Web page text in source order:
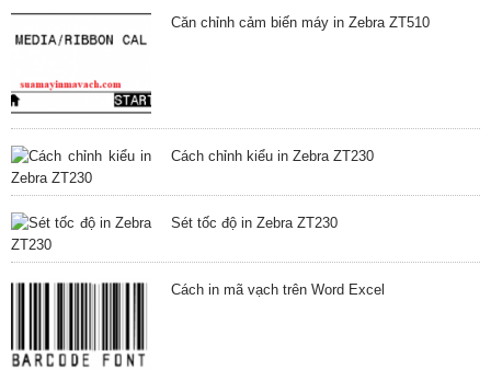
Căn chỉnh cảm biến máy in Zebra ZT510
Cách chỉnh kiểu in Zebra ZT230
Sét tốc độ in Zebra ZT230
Cách in mã vạch trên Word Excel